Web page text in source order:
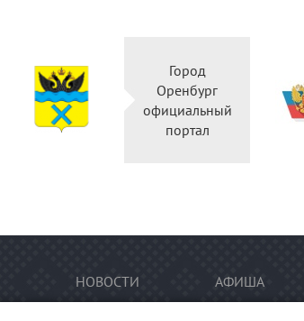
Город
Оренбург
официальный
портал
НОВОСТИ АФИША